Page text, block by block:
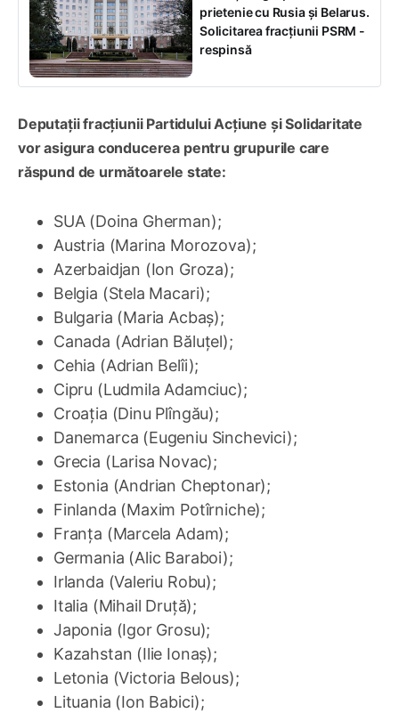
prietenie cu Rusia și Belarus.
Solicitarea fracțiunii PSRM -
respinsă
Deputații fracțiunii Partidului Acțiune și Solidaritate
vor asigura conducerea pentru grupurile care
răspund de următoarele state:
SUA (Doina Gherman);
Austria (Marina Morozova);
Azerbaidjan (Ion Groza);
Belgia (Stela Macari);
Bulgaria (Maria Acbaș);
Canada (Adrian Băluțel);
Cehia (Adrian Belîi);
Cipru (Ludmila Adamciuc);
Croația (Dinu Plîngău);
Danemarca (Eugeniu Sinchevici);
Grecia (Larisa Novac);
Estonia (Andrian Cheptonar);
Finlanda (Maxim Potîrniche);
Franța (Marcela Adam);
Germania (Alic Baraboi);
Irlanda (Valeriu Robu);
Italia (Mihail Druță);
Japonia (Igor Grosu);
Kazahstan (Ilie Ionaș);
Letonia (Victoria Belous);
Lituania (Ion Babici);